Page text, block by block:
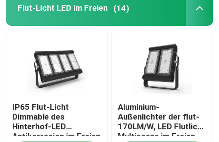
Flut-Licht LED im Freien (14)
IP65 Flut-Licht
Dimmable des
Hinterhof-LED
Antikorrosion im Freien
Aluminium-
Außenlichter der flut-
170LM/W, LED Flutlicht
Multiscene im Freien